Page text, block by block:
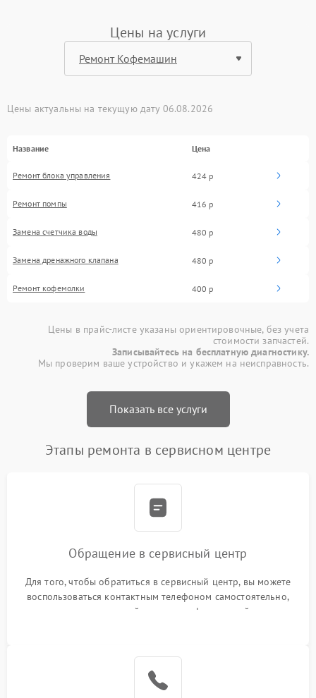
Цены на услуги
Цены актуальны на текущую дату 06.08.2026
Название Цена
Ремонт блока управления 424 р
Ремонт помпы 416 р
Замена счетчика воды 480 р
Замена дренажного клапана 480 р
Ремонт кофемолки 400 р
Цены в прайс-листе указаны ориентировочные, без учета
стоимости запчастей.
Записывайтесь на бесплатную диагностику.
Мы проверим ваше устройство и укажем на неисправность.
Показать все услуги
Этапы ремонта в сервисном центре
Обращение в сервисный центр
Для того, чтобы обратиться в сервисный центр, вы можете
воспользоваться контактным телефоном самостоятельно,
или оставить свой номер телефона на сайте